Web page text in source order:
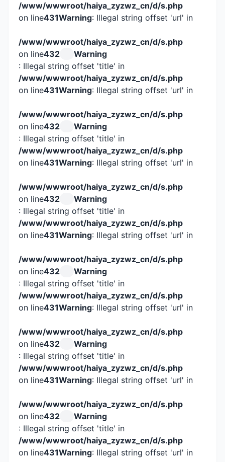
/www/wwwroot/haiya_zyzwz_cn/d/s.php
on line431Warning: Illegal string offset 'url' in
/www/wwwroot/haiya_zyzwz_cn/d/s.php
on line432
Warning
: Illegal string offset 'title' in
/www/wwwroot/haiya_zyzwz_cn/d/s.php
on line431Warning: Illegal string offset 'url' in
/www/wwwroot/haiya_zyzwz_cn/d/s.php
on line432
Warning
: Illegal string offset 'title' in
/www/wwwroot/haiya_zyzwz_cn/d/s.php
on line431Warning: Illegal string offset 'url' in
/www/wwwroot/haiya_zyzwz_cn/d/s.php
on line432
Warning
: Illegal string offset 'title' in
/www/wwwroot/haiya_zyzwz_cn/d/s.php
on line431Warning: Illegal string offset 'url' in
/www/wwwroot/haiya_zyzwz_cn/d/s.php
on line432
Warning
: Illegal string offset 'title' in
/www/wwwroot/haiya_zyzwz_cn/d/s.php
on line431Warning: Illegal string offset 'url' in
/www/wwwroot/haiya_zyzwz_cn/d/s.php
on line432
Warning
: Illegal string offset 'title' in
/www/wwwroot/haiya_zyzwz_cn/d/s.php
on line431Warning: Illegal string offset 'url' in
/www/wwwroot/haiya_zyzwz_cn/d/s.php
on line432
Warning
: Illegal string offset 'title' in
/www/wwwroot/haiya_zyzwz_cn/d/s.php
on line431Warning: Illegal string offset 'url' in